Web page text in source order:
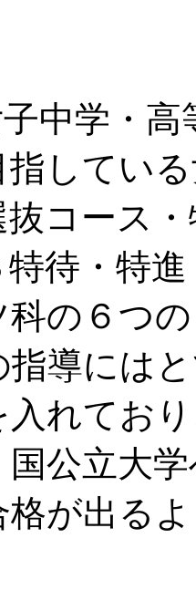
中学・
してい
コース
待・特
科の６つ
指導には
れてお
国公立大
格が出る